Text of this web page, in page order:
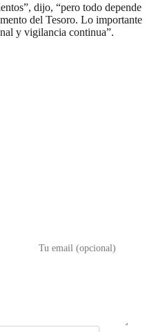
dijo, “pero todo depende
del Tesoro. Lo importante
y vigilancia continua”.